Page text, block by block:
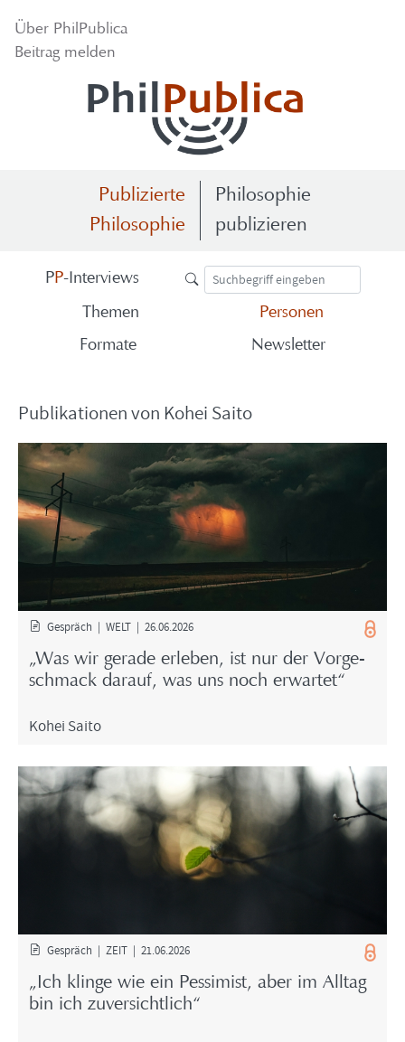
Über Phil­Pu­bli­ca
Bei­trag mel­den
Publizierte
Philosophie
Philosophie
publizieren
PP-​Interviews
The­men
Per­so­nen
For­ma­te
News­let­ter
Pu­bli­ka­tio­nen von Kohei Saito
Ge­spräch | WELT | 26.06.2026
„Was wir ge­ra­de er­le­ben, ist nur der Vor­ge­
schmack dar­auf, was uns noch er­war­tet“
Kohei Saito
Ge­spräch | ZEIT | 21.06.2026
„Ich klin­ge wie ein Pes­si­mist, aber im All­tag
bin ich zu­ver­sicht­lich“